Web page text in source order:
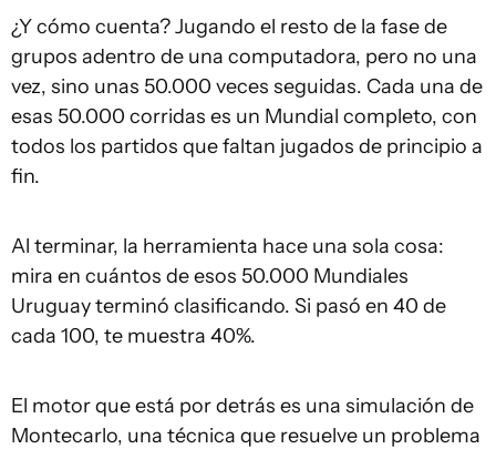
¿Y cómo cuenta? Jugando el resto de la fase de
grupos adentro de una computadora, pero no una
vez, sino unas 50.000 veces seguidas. Cada una de
esas 50.000 corridas es un Mundial completo, con
todos los partidos que faltan jugados de principio a
fin.
Al terminar, la herramienta hace una sola cosa:
mira en cuántos de esos 50.000 Mundiales
Uruguay terminó clasificando. Si pasó en 40 de
cada 100, te muestra 40%.
El motor que está por detrás es una simulación de
Montecarlo, una técnica que resuelve un problema